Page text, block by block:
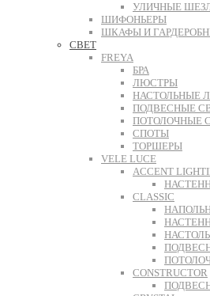
УЛИЧНЫЕ
ШИФОНЬЕРЫ
ШКАФЫ И
СВЕТ
FREYA
БРА
ЛЮСТРЫ
НАСТОЛЬНЫЕ
ПОДВЕСНЫЕ
ПОТОЛОЧНЫЕ
СПОТЫ
ТОРШЕРЫ
VELE LUCE
ACCENT
CLASSIC
CONSTRUCTOR